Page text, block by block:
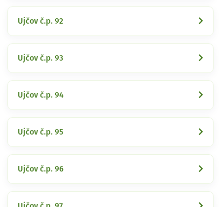
Ujčov č.p. 92
Ujčov č.p. 93
Ujčov č.p. 94
Ujčov č.p. 95
Ujčov č.p. 96